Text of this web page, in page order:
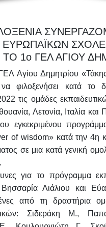
ΕΥΡΩΠΑΪΚΩΝ
1ο ΓΕΛ ΑΓΙΟΥ
Αγίου Δημητρίου «Τάκης
φιλοξενήσει κατά το
τις ομάδες
Λετονία, Ιταλία και
εγκεκριμένου
of wisdom»κατά την 4η
σε μια κατά γενική
για το πρόγραμμα
ΒησσαρίαΛιάλιου και Εύα
από τη δραστήρια
Σιδεράκη Μ.,